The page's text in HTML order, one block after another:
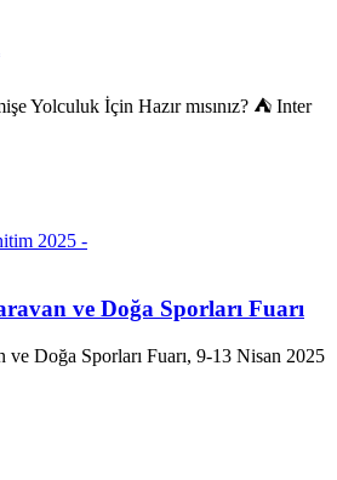
Yolculuk İçin Hazır mısınız? ⛺ Inter
ve Doğa Sporları Fuarı
Doğa Sporları Fuarı, 9-13 Nisan 2025